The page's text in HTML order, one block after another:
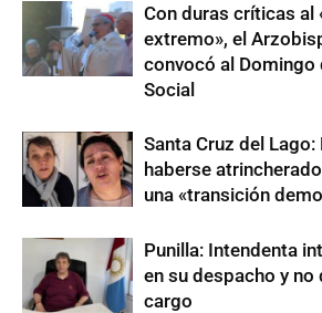
Con duras críticas al
extremo», el
convocó al Domingo
Social
Santa Cruz del
haberse
una «transición
Punilla: Intendenta
en su despacho y no
cargo